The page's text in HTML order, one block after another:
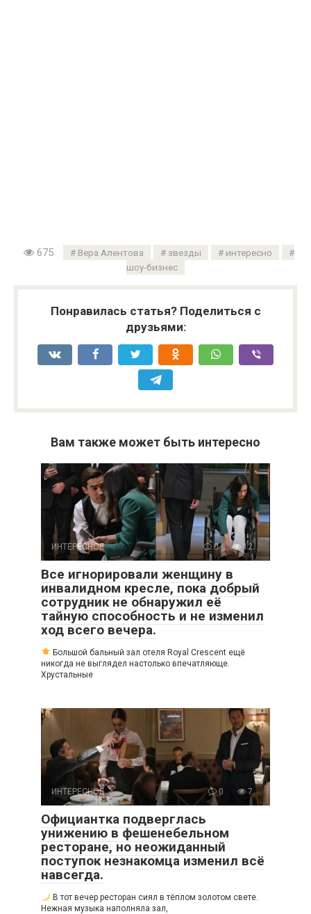
675 Вера Алентова звезды
интересно
шоу-бизнес
Понравилась статья? Поделиться с
друзьями:
Вам также может быть интересно
ИНТЕРЕСНОЕ 0 12
Все игнорировали женщину в
инвалидном кресле, пока добрый
сотрудник не обнаружил её
тайную способность и не изменил
ход всего вечера.
Большой бальный зал отеля Royal Crescent ещё
никогда не выглядел настолько впечатляюще.
Хрустальные
ИНТЕРЕСНОЕ 0 7
Официантка подверглась
унижению в фешенебельном
ресторане, но неожиданный
поступок незнакомца изменил всё
навсегда.
В тот вечер ресторан сиял в тёплом золотом свете.
Нежная музыка наполняла зал,